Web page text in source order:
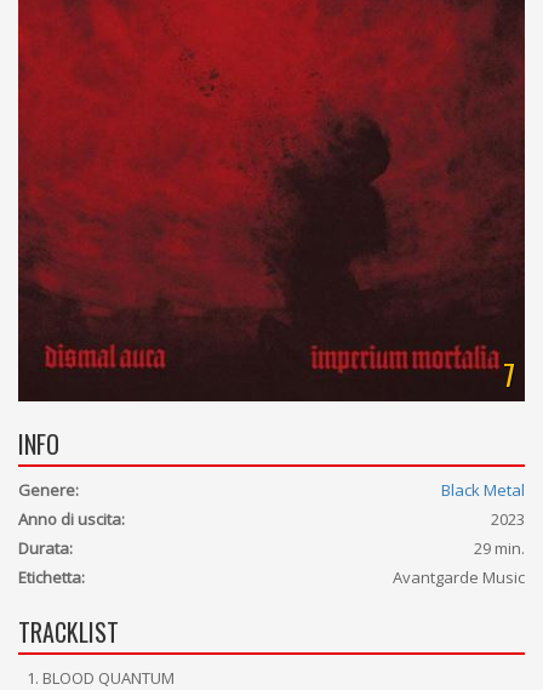
7
INFO
Genere:
Black Metal
Anno di uscita:
2023
Durata:
29 min.
Etichetta:
Avantgarde Music
TRACKLIST
BLOOD QUANTUM